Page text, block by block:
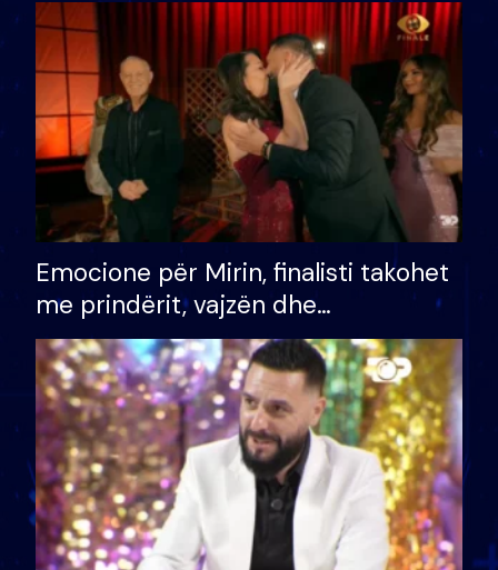
të fituar çmimin e madh
Emocione për Mirin, finalisti takohet
me prindërit, vajzën dhe
bashkëshorten: S’kemi ndonjë letër
divorci apo jo?